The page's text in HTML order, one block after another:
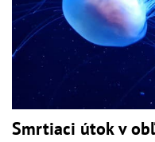
Smrtiaci útok v